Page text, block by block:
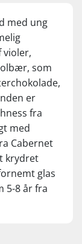
med ung
violer,
som
er
fra
med
Cabernet
krydret
glas
5-8 år fra